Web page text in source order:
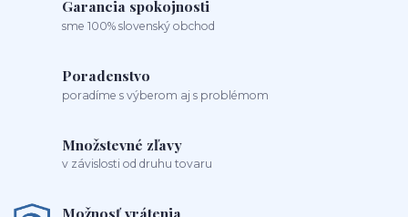
Garancia spokojnosti
sme 100% slovenský obchod
Poradenstvo
poradíme s výberom aj s problémom
Množstevné zľavy
v závislosti od druhu tovaru
Možnosť vrátenia